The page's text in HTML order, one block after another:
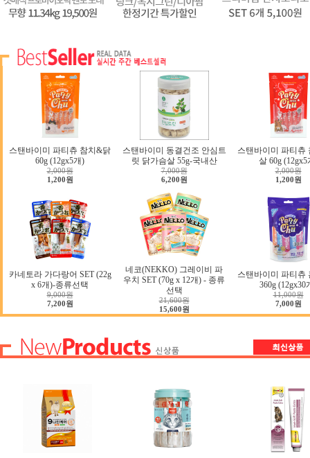
스탠바이미 파티츄 참치&닭
60g (12gx5개)
2,000원
1,200원
스탠바이미 동결건조 안심트
릿 닭가슴살 55g-국내산
7,000원
6,200원
스탠바이미 파티츄
살 60g (12gx5
2,000원
1,200원
카네토라 가다랑어 SET (22g
x 6개)-종류선택
9,000원
7,200원
네코(NEKKO) 그레이비 파
우치 SET (70g x 12개) - 종류
선택
21,600원
15,600원
스탠바이미 파티츄
360g (12gx30
11,000원
7,000원